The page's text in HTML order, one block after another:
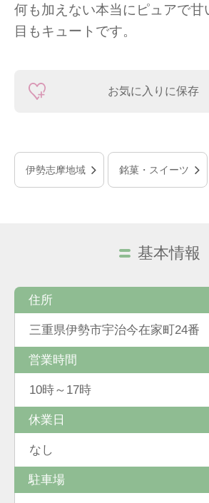
何も加えない本当にピュアで甘
目もキュートです。
お気に入りに保存
伊勢志摩地域 銘菓・スイーツ
基本情報
住所
三重県伊勢市宇治今在家町24番
営業時間
10時～17時
休業日
なし
駐車場